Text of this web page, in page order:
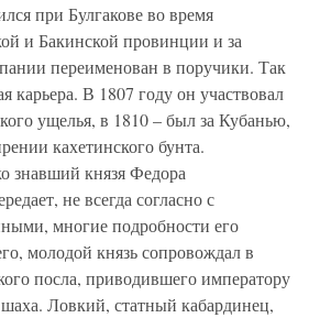
при Булгакове во время
и Бакинской провинции и за
переименован в поручики. Так
карьера. В 1807 году он участвовал
ущелья, в 1810 – был за Кубанью,
кахетинского бунта.
знавший князя Федора
не всегда согласно с
многие подробности его
молодой князь сопровождал в
посла, приводившего императору
Ловкий, статный кабардинец,